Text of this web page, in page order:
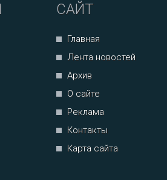
САЙТ
Главная
Лента новостей
Архив
О сайте
Реклама
Контакты
Карта сайта